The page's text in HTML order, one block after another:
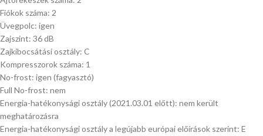
Fiókok száma: 2
Üvegpolc: igen
Zajszint: 36 dB
Zajkibocsátási osztály: C
Kompresszorok száma: 1
No-frost: igen (fagyasztó)
Full No-frost: nem
Energia-hatékonysági osztály (2021.03.01 előtt): nem került
meghatározásra
Energia-hatékonysági osztály a legújabb európai előírások szerint: E